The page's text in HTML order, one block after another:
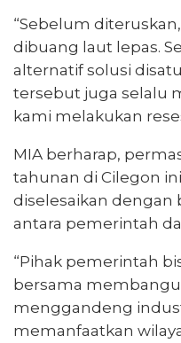
“Sebelum
dibuang laut lepas.
alternatif solusi
tersebut juga selalu
kami melakukan
MIA berharap,
tahunan di Cilegon
diselesaikan dengan
antara pemerintah
“Pihak pemerintah
bersama
menggandeng
memanfaatkan